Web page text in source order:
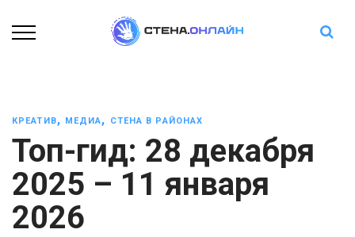
КРЕАТИВ, МЕДИА, СТЕНА В РАЙОНАХ
Топ-гид: 28 декабря
2025 – 11 января
2026